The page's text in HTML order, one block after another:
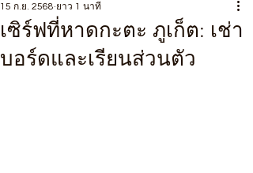
เซิร์ฟที่หาดกะตะ ภูเก็ต: เช่า
บอร์ดและเรียนส่วนตัว
15 ก.ย. 2568 ยาว 1 นาที